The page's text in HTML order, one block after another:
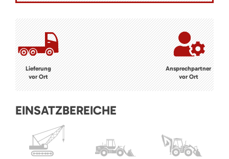
Lieferung
vor Ort
Ansprechpartner
vor Ort
EINSATZBEREICHE